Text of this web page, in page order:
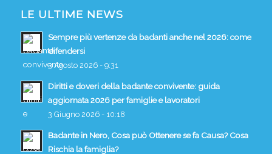
LE ULTIME NEWS
Sempre più vertenze da badanti anche nel 2026: come
difendersi
3 Agosto 2026 - 9:31
Diritti e doveri della badante convivente: guida
aggiornata 2026 per famiglie e lavoratori
3 Giugno 2026 - 10:18
Badante in Nero, Cosa può Ottenere se fa Causa? Cosa
Rischia la famiglia?